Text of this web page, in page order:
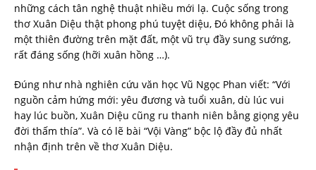
những cách tân nghệ thuật nhiều mới lạ. Cuộc sống trong
thơ Xuân Diệu thật phong phú tuyệt diệu, Đó không phải là
một thiên đường trên mặt đất, một vũ trụ đầy sung sướng,
rất đáng sống (hỡi xuân hồng …).
Đúng như nhà nghiên cứu văn học Vũ Ngọc Phan viết: “Với
nguồn cảm hứng mới: yêu đương và tuổi xuân, dù lúc vui
hay lúc buồn, Xuân Diệu cũng ru thanh niên bằng giọng yêu
đời thấm thía”. Và có lẽ bài “Vội Vàng” bộc lộ đầy đủ nhất
nhận định trên về thơ Xuân Diệu.